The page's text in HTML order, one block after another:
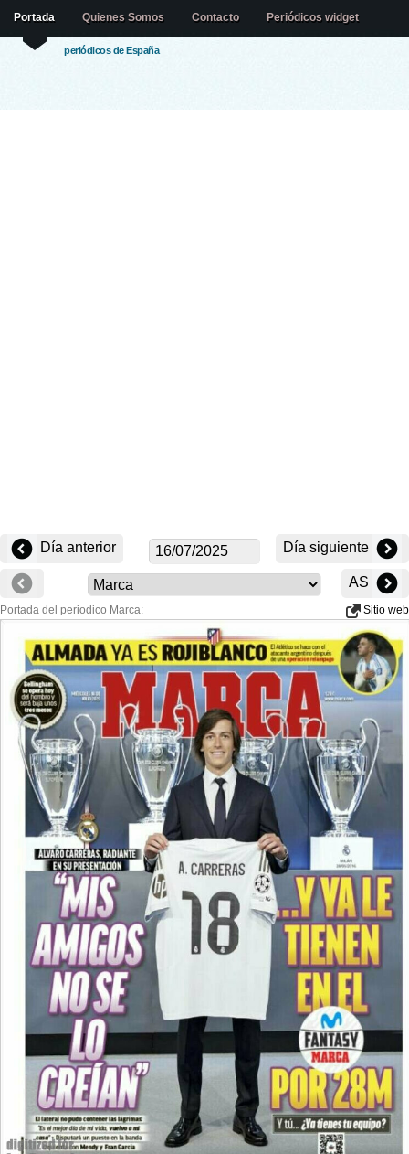
periódicos de España
Portada Quienes Somos Contacto Periódicos widget
Día anterior Día siguiente
AS
Portada del periodico Marca: Sitio web